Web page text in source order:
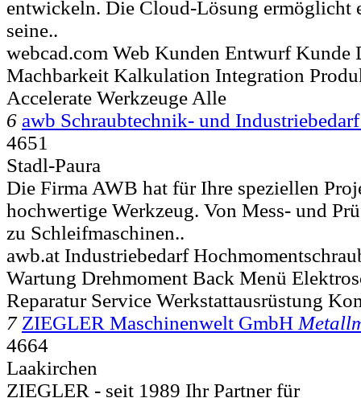
entwickeln. Die Cloud-Lösung ermöglicht
seine..
webcad.com Web Kunden Entwurf Kunde
Machbarkeit Kalkulation Integration
Accelerate Werkzeuge Alle
6 awb Schraubtechnik- und Industriebedarf
4651
Stadl-Paura
Die Firma AWB hat für Ihre speziellen
hochwertige Werkzeug. Von Mess- und
zu Schleifmaschinen..
awb.at Industriebedarf
Wartung Drehmoment Back Menü
Reparatur Service Werkstattausrüstung
7 ZIEGLER Maschinenwelt GmbH
4664
Laakirchen
ZIEGLER - seit 1989 Ihr Partner für